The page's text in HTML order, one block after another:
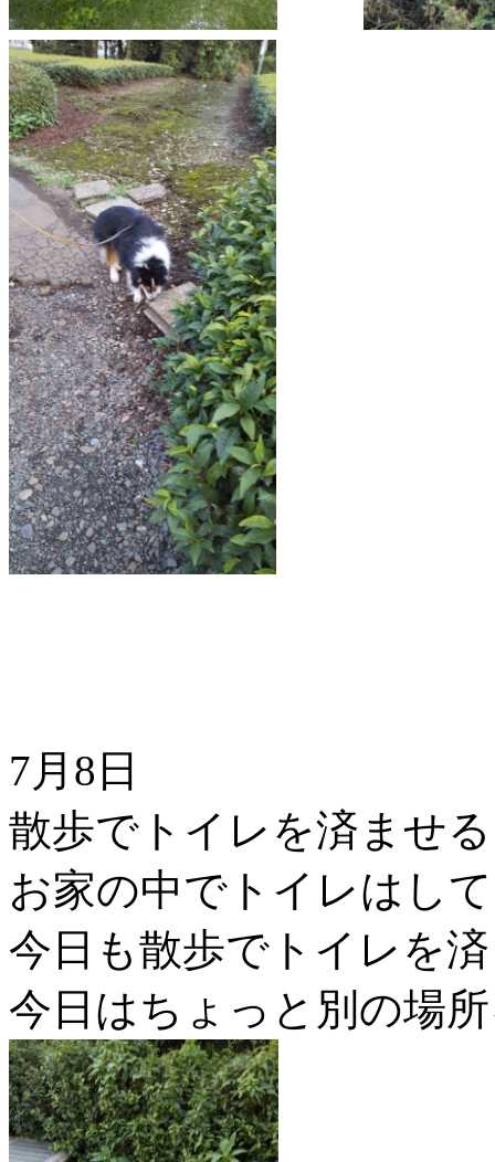
7月8日
散歩でトイレを済ませ
お家の中でトイレはし
今日も散歩でトイレを
今日はちょっと別の場